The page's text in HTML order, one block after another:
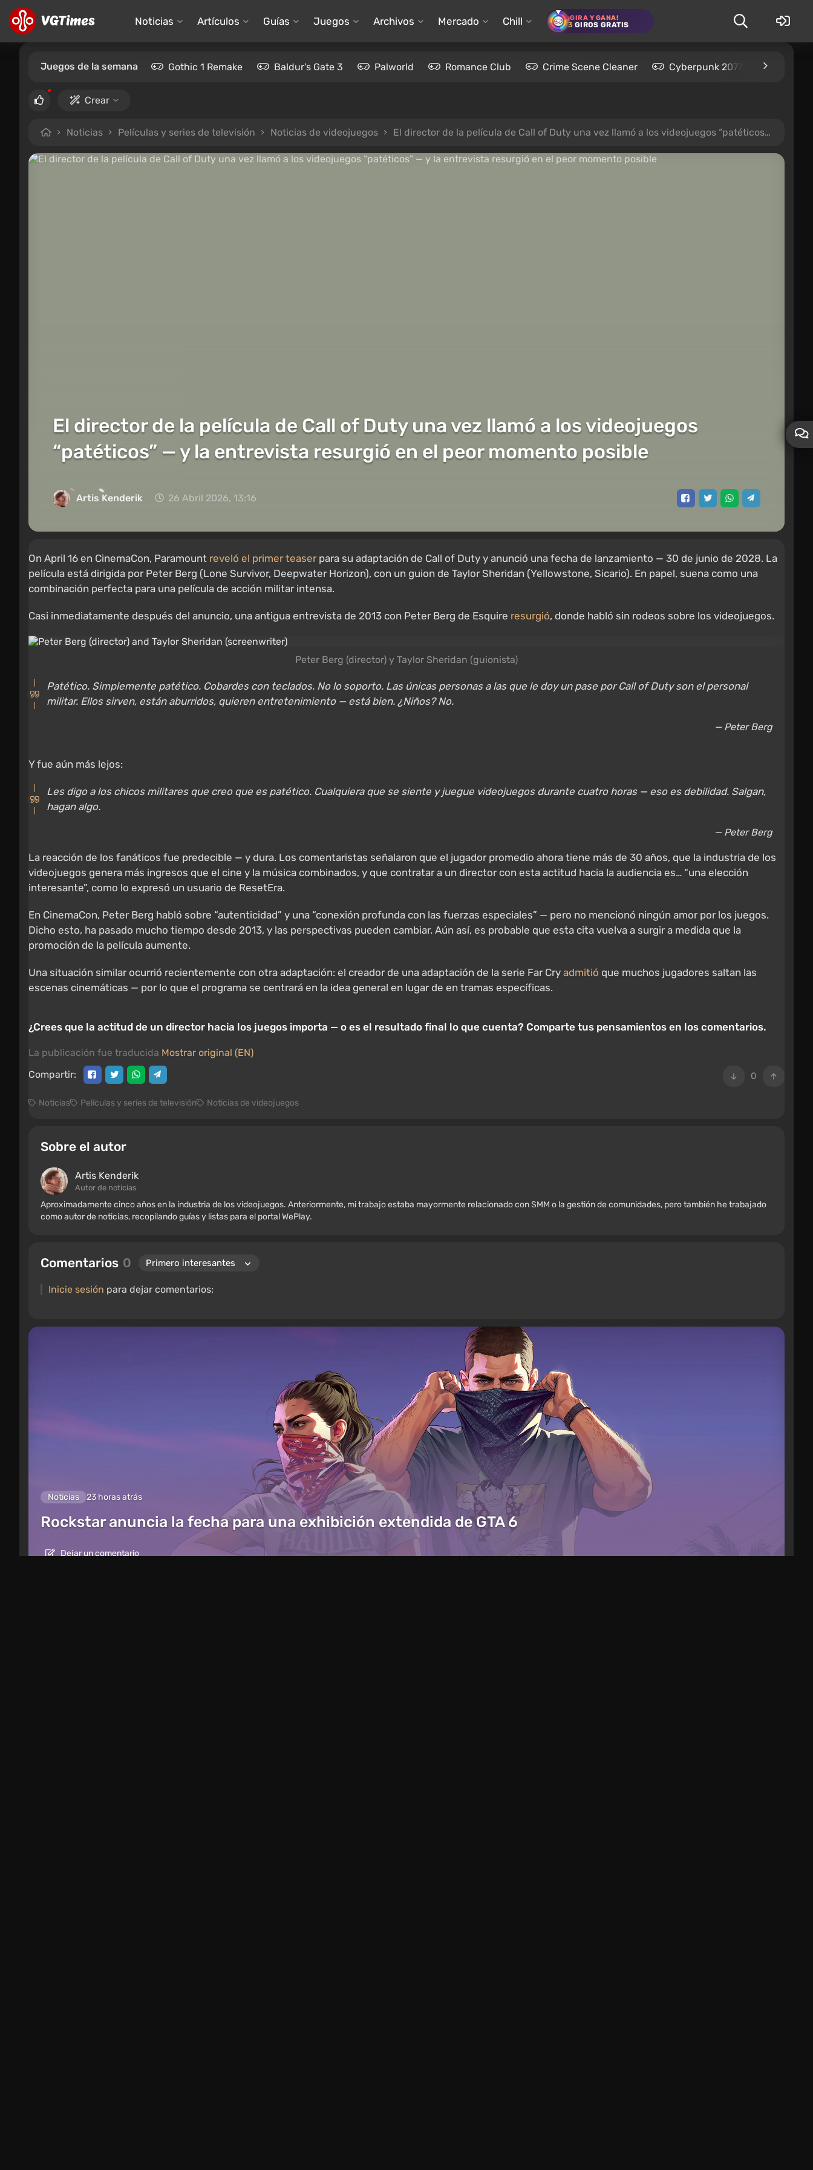
Noticias Artículos Guías Juegos Archivos Mercado Chill ¡GIRA Y GANA!
3 GIROS GRATIS
Juegos de la semana Gothic 1 Remake Baldur's Gate 3 Palworld Romance Club Crime Scene Cleaner Cyberpunk 2077
Crear
Noticias Películas y series de televisión Noticias de videojuegos El director de la película de Call of Duty una vez llamó a los videojuegos “patéticos” — y la entrevista resurgió en el peor momento posible
El director de la película de Call of Duty una vez llamó a los videojuegos
“patéticos” — y la entrevista resurgió en el peor momento posible
Artis Kenderik 26 Abril 2026, 13:16
On April 16 en CinemaCon, Paramount reveló el primer teaserpara su adaptación de Call of Duty y anunció una fecha de lanzamiento — 30 de junio de 2028. La
película está dirigida por Peter Berg (Lone Survivor, Deepwater Horizon), con un guion de Taylor Sheridan (Yellowstone, Sicario). En papel, suena como una
combinación perfecta para una película de acción militar intensa.
Casi inmediatamente después del anuncio, una antigua entrevista de 2013 con Peter Berg de Esquire resurgió, donde habló sin rodeos sobre los videojuegos.
Peter Berg (director) y Taylor Sheridan (guionista)
Patético. Simplemente patético. Cobardes con teclados. No lo soporto. Las únicas personas a las que le doy un pase por Call of Duty son el personal
militar. Ellos sirven, están aburridos, quieren entretenimiento — está bien. ¿Niños? No.
— Peter Berg
Y fue aún más lejos:
Les digo a los chicos militares que creo que es patético. Cualquiera que se siente y juegue videojuegos durante cuatro horas — eso es debilidad. Salgan,
hagan algo.
— Peter Berg
La reacción de los fanáticos fue predecible — y dura. Los comentaristas señalaron que el jugador promedio ahora tiene más de 30 años, que la industria de los
videojuegos genera más ingresos que el cine y la música combinados, y que contratar a un director con esta actitud hacia la audiencia es… “una elección
interesante”, como lo expresó un usuario de ResetEra.
En CinemaCon, Peter Berg habló sobre “autenticidad” y una “conexión profunda con las fuerzas especiales” — pero no mencionó ningún amor por los juegos.
Dicho esto, ha pasado mucho tiempo desde 2013, y las perspectivas pueden cambiar. Aún así, es probable que esta cita vuelva a surgir a medida que la
promoción de la película aumente.
Una situación similar ocurrió recientemente con otra adaptación: el creador de una adaptación de la serie Far Cry admitió que muchos jugadores saltan las
escenas cinemáticas — por lo que el programa se centrará en la idea general en lugar de en tramas específicas.
¿Crees que la actitud de un director hacia los juegos importa — o es el resultado final lo que cuenta? Comparte tus pensamientos en los comentarios.
La publicación fue traducida Mostrar original (EN)
0
Compartir:
Noticias Películas y series de televisión Noticias de videojuegos
Sobre el autor
Artis Kenderik
Autor de noticias
Aproximadamente cinco años en la industria de los videojuegos. Anteriormente, mi trabajo estaba mayormente relacionado con SMM o la gestión de comunidades, pero también he trabajado
como autor de noticias, recopilando guías y listas para el portal WePlay.
Comentarios 0
Inicie sesión para dejar comentarios;
Noticias 23 horas atrás
Rockstar anuncia la fecha para una exhibición extendida de GTA 6
Dejar un comentario